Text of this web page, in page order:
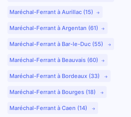
Maréchal-Ferrant à Aurillac (15)
Maréchal-Ferrant à Argentan (61)
Maréchal-Ferrant à Bar-le-Duc (55)
Maréchal-Ferrant à Beauvais (60)
Maréchal-Ferrant à Bordeaux (33)
Maréchal-Ferrant à Bourges (18)
Maréchal-Ferrant à Caen (14)